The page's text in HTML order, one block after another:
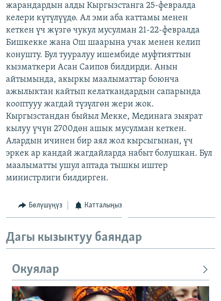
БИЗ ЖАНА ДҮЙНӨ
ДАНИСТЕ
ЭЖЕ-СИҢДИЛЕР
АЗАТТЫК+
ЫҢГАЙСЫЗ СУРООЛОР
Русский
ОНЛАЙН ШЕРИНЕ
ЭЕ/АРнун бардык сайттары
жарандардын алды Кыргызстанга 25-февралда
келери күтүлүүдө. Ал эми аба каттамы менен
кеткен үч жүзгө чукул мусулман 21-22-февралда
Бишкекке жана Ош шаарына учак менен келип
конушту. Бул тууралуу ишембиде муфтияттын
кызматкери Асан Саипов билдирди. Анын
айтымында, акыркы маалыматтар боюнча
ажылыктан кайтып келаткандардын сапарында
кооптууу жагдай түзүлгөн жери жок.
Кыргызстандан быйыл Мекке, Мединага зыярат
кылуу үчүн 2700дөн ашык мусулман кеткен.
Алардын ичинен бир аял жол кырсыгынан, үч
эркек ар кандай жагдайларда набыт болушкан. Бул
маалыматты ушул аптада тышкы иштер
министрлиги билдирген.
Бөлүшүңүз Катталыңыз
Дагы кызыктуу баяндар
Окуялар